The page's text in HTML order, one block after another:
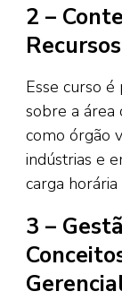
2 –
Esse curso
sobre a área
como órgão
indústrias e
carga
3 –